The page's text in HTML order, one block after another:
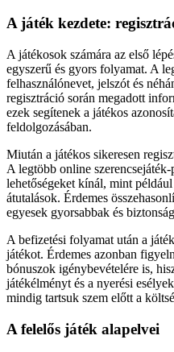
A játék kezdete:
A játékosok számára az első
egyszerű és gyors folyamat. A
felhasználónevet, jelszót és
regisztráció során megadott
ezek segítenek a játékos
feldolgozásában.
Miután a játékos sikeresen
A legtöbb online
lehetőségeket kínál, mint
átutalások. Érdemes
egyesek gyorsabbak és
A befizetési folyamat után a
játékot. Érdemes azonban
bónuszok igénybevételére is,
játékélményt és a nyerési
mindig tartsuk szem előtt a
A felelős játék alapelvei